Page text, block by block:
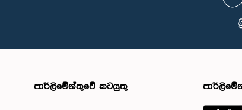
පාර්ලිමේන්තුවේ කටයුතු